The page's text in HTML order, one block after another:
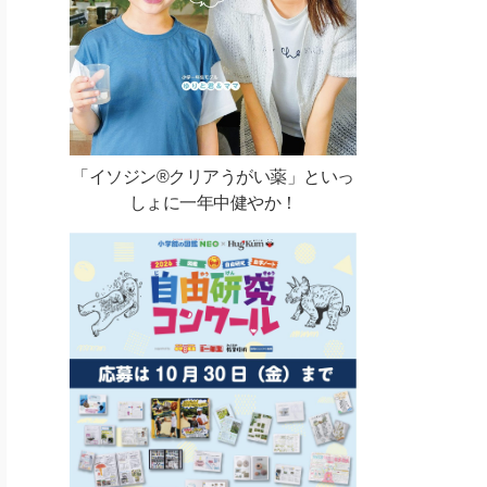
「イソジン®クリアうがい薬」といっ
しょに一年中健やか！